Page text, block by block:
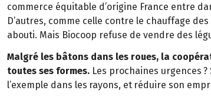
commerce équitable d’origine France entre
D’autres, comme celle contre le chauffage
abouti. Mais Biocoop refuse de vendre des lé
Malgré les bâtons dans les roues, la coopé
toutes ses formes. Les prochaines urgences ?
l’exemple dans les rayons, et réduire son